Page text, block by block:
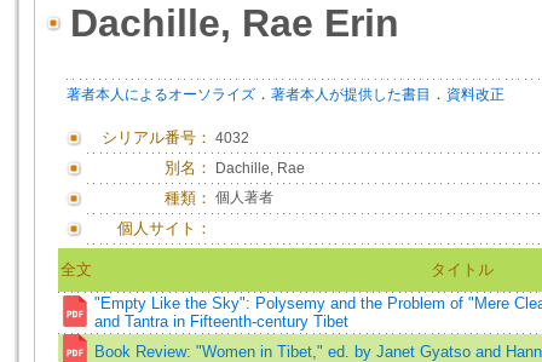
Dachille, Rae Erin
著者本人によるオーソライズ ． 著者本人が提供した書目 ． 資料改正
シリアル番号： 4032
別名： Dachille, Rae
種類： 個人著者
個人サイト：
全文
タイトル
"Empty Like the Sky": Polysemy and the Problem of "Mere
and Tantra in Fifteenth-century Tibet
Book Review: "Women in Tibet," ed. by Janet Gyatso and